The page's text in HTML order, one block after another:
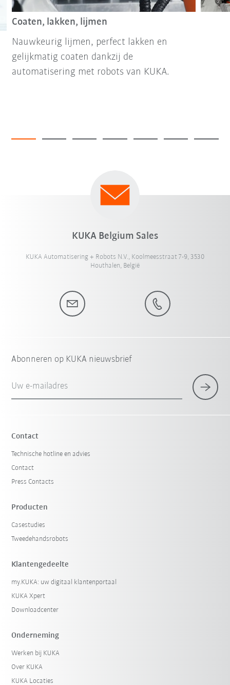
Coaten, lakken, lijmen
Nauwkeurig lijmen, perfect lakken en
gelijkmatig coaten dankzij de
automatisering met robots van KUKA.
KUKA Belgium Sales
KUKA Automatisering + Robots N.V., Koolmeesstraat 7-9, 3530
Houthalen, België
Abonneren op KUKA nieuwsbrief
Uw e-mailadres
Contact
Technische hotline en advies
Contact
Press Contacts
Producten
Casestudies
Tweedehandsrobots
Klantengedeelte
my.KUKA: uw digitaal klantenportaal
KUKA Xpert
Downloadcenter
Onderneming
Werken bij KUKA
Over KUKA
KUKA Locaties